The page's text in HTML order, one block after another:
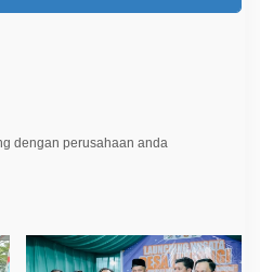
dengan perusahaan anda